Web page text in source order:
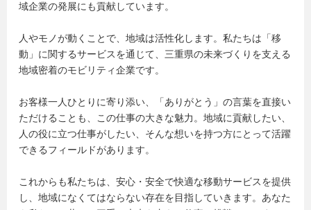
域企業の発展にも貢献しています。
人やモノが動くことで、地域は活性化します。私たちは「移
動」に関するサービスを通じて、三重県の未来づくりを支える
地域密着のモビリティ企業です。
お客様一人ひとりに寄り添い、「ありがとう」の言葉を直接い
ただけることも、この仕事の大きな魅力。地域に貢献したい、
人の役に立つ仕事がしたい、そんな想いを持つ方にとって活躍
できるフィールドがあります。
これからも私たちは、安心・安全で快適な移動サービスを提供
し、地域になくてはならない存在を目指していきます。あなた